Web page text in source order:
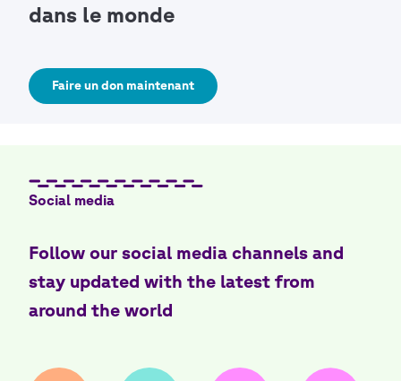
dans le monde
Faire un don maintenant
Social media
Follow our social media channels and
stay updated with the latest from
around the world